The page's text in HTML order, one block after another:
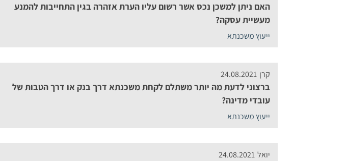
האם ניתן למשכן נכס אשר רשום עליו הערת אזהרה בגין התחייבות להמנע
מעשיית עסקה?
ייעוץ משכנתא
קרן 24.08.2021
ברצוני לדעת מה יותר משתלם לקחת משכנתא דרך בנק או דרך הטבות של
עובדי מדינה?
ייעוץ משכנתא
יואל 24.08.2021